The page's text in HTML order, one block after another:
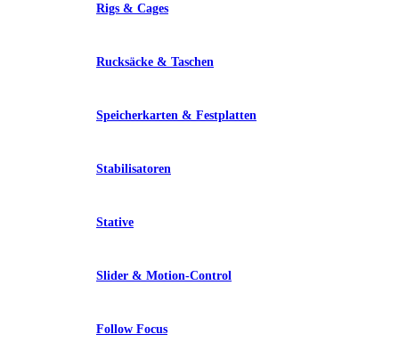
Rigs & Cages
Rucksäcke & Taschen
Speicherkarten & Festplatten
Stabilisatoren
Stative
Slider & Motion-Control
Follow Focus